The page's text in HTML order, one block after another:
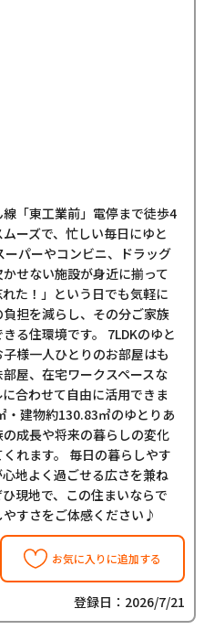
「東工業前」電停まで徒歩4
ーズで、忙しい毎日にゆと
ーパーやコンビニ、ドラッグ
せない施設が身近に揃って
た！」という日でも気軽に
担を減らし、その分ご家族
る住環境です。 7LDKのゆと
様一人ひとりのお部屋はも
屋、在宅ワークスペースな
合わせて自由に活用できま
・建物約130.83㎡のゆとりあ
成長や将来の暮らしの変化
れます。 毎日の暮らしやす
地よく過ごせる広さを兼ね
現地で、この住まいならで
すさをご体感ください♪
お気に入りに追加する
登録日：2026/7/21